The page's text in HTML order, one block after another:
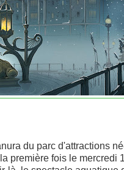
du parc d'attractions
première fois le mercredi